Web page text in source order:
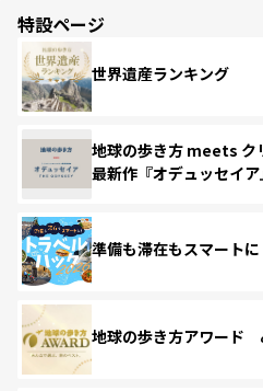
特設ページ
世界遺産ランキング
地球の歩き方 meets ク
最新作『オデュッセイア
準備も滞在もスマート
地球の歩き方アワード